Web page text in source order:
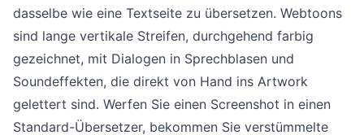
dasselbe wie eine Textseite zu übersetzen. Webtoons
sind lange vertikale Streifen, durchgehend farbig
gezeichnet, mit Dialogen in Sprechblasen und
Soundeffekten, die direkt von Hand ins Artwork
gelettert sind. Werfen Sie einen Screenshot in einen
Standard-Übersetzer, bekommen Sie verstümmelte